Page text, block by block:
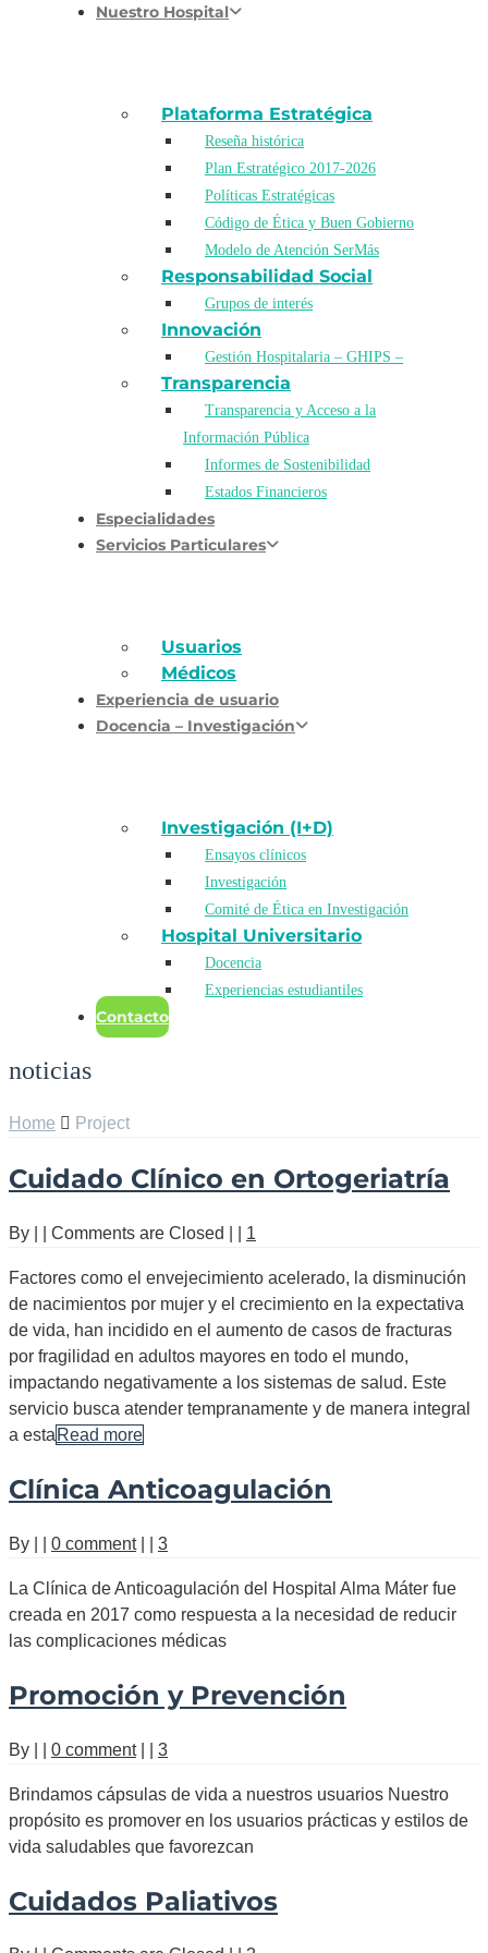
Nuestro Hospital
Plataforma Estratégica
Reseña histórica
Plan Estratégico 2017-2026
Políticas Estratégicas
Código de Ética y Buen Gobierno
Modelo de Atención SerMás
Responsabilidad Social
Grupos de interés
Innovación
Gestión Hospitalaria – GHIPS –
Transparencia
Transparencia y Acceso a la
Información Pública
Informes de Sostenibilidad
Estados Financieros
Especialidades
Servicios Particulares
Usuarios
Médicos
Experiencia de usuario
Docencia – Investigación
Investigación (I+D)
Ensayos clínicos
Investigación
Comité de Ética en Investigación
Hospital Universitario
Docencia
Experiencias estudiantiles
Contacto
noticias
Home Project
Cuidado Clínico en Ortogeriatría
By Comments are Closed 1
Factores como el envejecimiento acelerado, la disminución
de nacimientos por mujer y el crecimiento en la expectativa
de vida, han incidido en el aumento de casos de fracturas
por fragilidad en adultos mayores en todo el mundo,
impactando negativamente a los sistemas de salud. Este
servicio busca atender tempranamente y de manera integral
a esta Read more
Clínica Anticoagulación
By 0 comment 3
La Clínica de Anticoagulación del Hospital Alma Máter fue
creada en 2017 como respuesta a la necesidad de reducir
las complicaciones médicas
Promoción y Prevención
By 0 comment 3
Brindamos cápsulas de vida a nuestros usuarios Nuestro
propósito es promover en los usuarios prácticas y estilos de
vida saludables que favorezcan
Cuidados Paliativos